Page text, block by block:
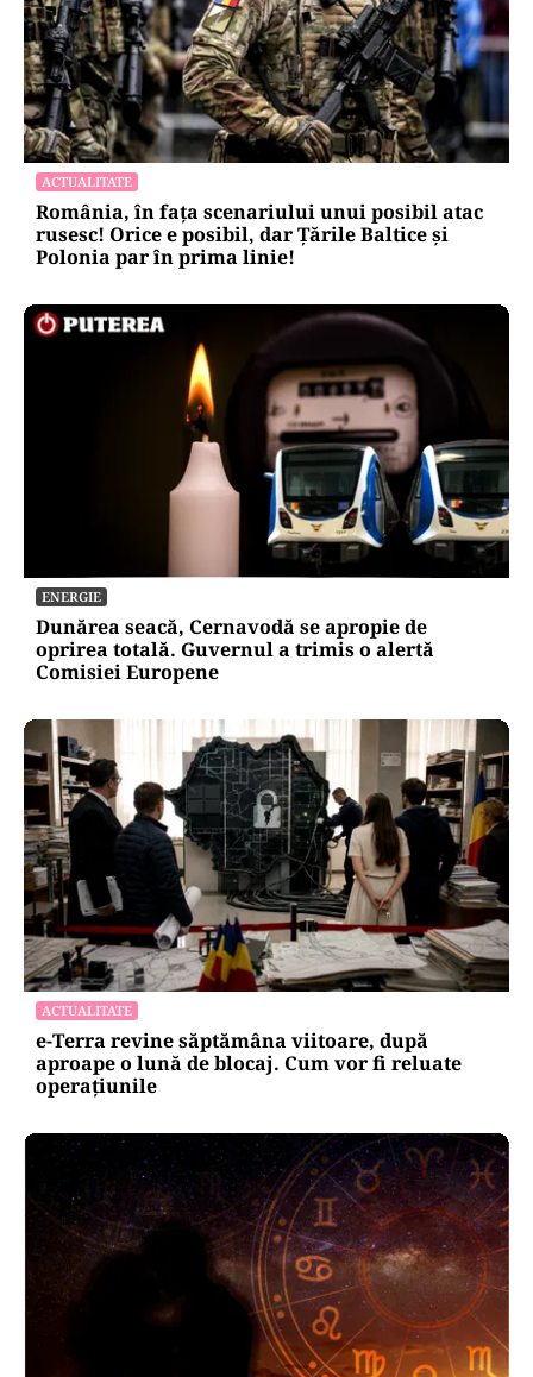
ACTUALITATE
România, în fața scenariului unui posibil atac
rusesc! Orice e posibil, dar Țările Baltice și
Polonia par în prima linie!
ENERGIE
Dunărea seacă, Cernavodă se apropie de
oprirea totală. Guvernul a trimis o alertă
Comisiei Europene
ACTUALITATE
e-Terra revine săptămâna viitoare, după
aproape o lună de blocaj. Cum vor fi reluate
operațiunile